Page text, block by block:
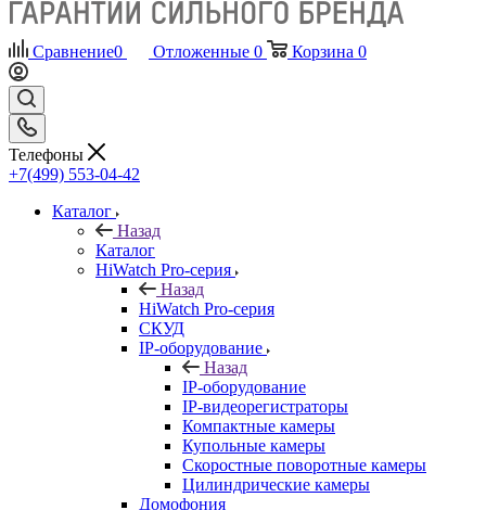
Сравнение0 Отложенные 0 Корзина 0
Телефоны
+7(499) 553-04-42
Каталог
Назад
Каталог
HiWatch Pro-серия
Назад
HiWatch Pro-серия
CКУД
IP-оборудование
Назад
IP-оборудование
IP-видеорегистраторы
Компактные камеры
Купольные камеры
Скоростные поворотные камеры
Цилиндрические камеры
Домофония